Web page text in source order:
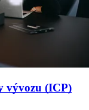
vývozu (ICP)